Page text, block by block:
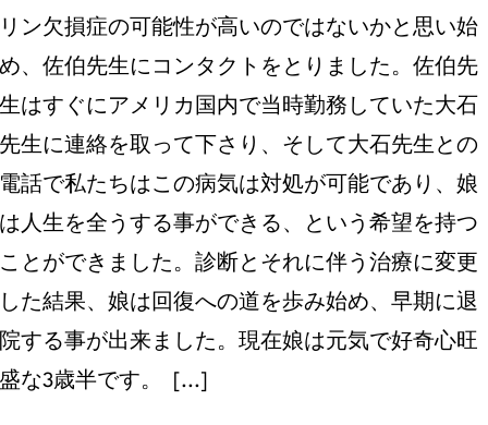
リン欠損症の可能性が高いのではないかと思い始
め、佐伯先生にコンタクトをとりました。佐伯先
生はすぐにアメリカ国内で当時勤務していた大石
先生に連絡を取って下さり、そして大石先生との
電話で私たちはこの病気は対処が可能であり、娘
は人生を全うする事ができる、という希望を持つ
ことができました。診断とそれに伴う治療に変更
した結果、娘は回復への道を歩み始め、早期に退
院する事が出来ました。現在娘は元気で好奇心旺
盛な3歳半です。 [...]